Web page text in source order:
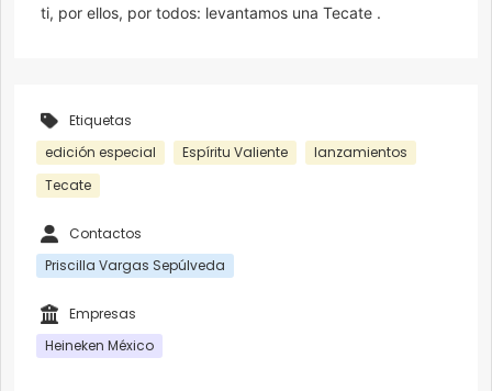
ti, por ellos, por todos: levantamos una Tecate .
Etiquetas
edición especial
Espíritu Valiente
lanzamientos
Tecate
Contactos
Priscilla Vargas Sepúlveda
Empresas
Heineken México